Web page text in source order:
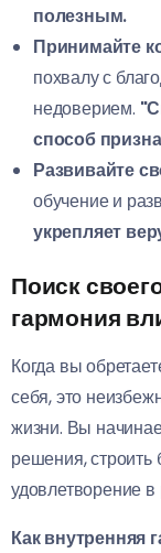
полезным.
Принимайте
похвалу с
недоверием.
способ
Развивайте
обучение и
укрепляет
Поиск
гармония
Когда вы
себя, это
жизни. Вы
решения,
удовлетворение в
Как внутренняя